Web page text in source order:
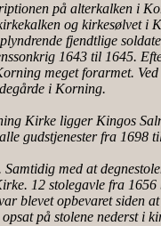
på alterkalken i
og kirkesølvet
fjendtlige
1643 til 1645.
meget forarmet.
i Korning.
Kirke ligger Kingos
gudstjenester fra 1698
Samtidig med at
12 stolegavle fra 1656
blevet opbevaret siden
på stolene nederst i